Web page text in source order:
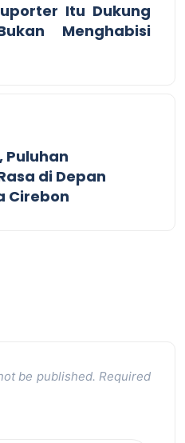
Itu Dukung
Menghabisi
Puluhan
di Depan
Cirebon
be published. Required